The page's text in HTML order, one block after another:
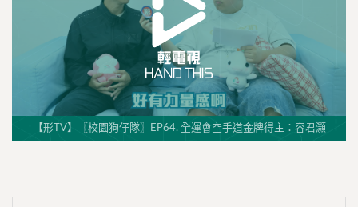
【形TV】〖校園狗仔隊〗EP64. 全運會空手道金牌得主：容君灝